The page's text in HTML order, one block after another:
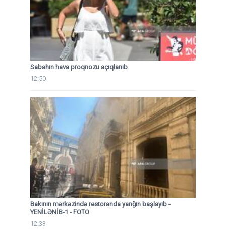
Sabahın hava proqnozu açıqlanıb
12:50
Bakının mərkəzində restoranda yanğın başlayıb -
YENİLƏNİB-1 - FOTO
12:33